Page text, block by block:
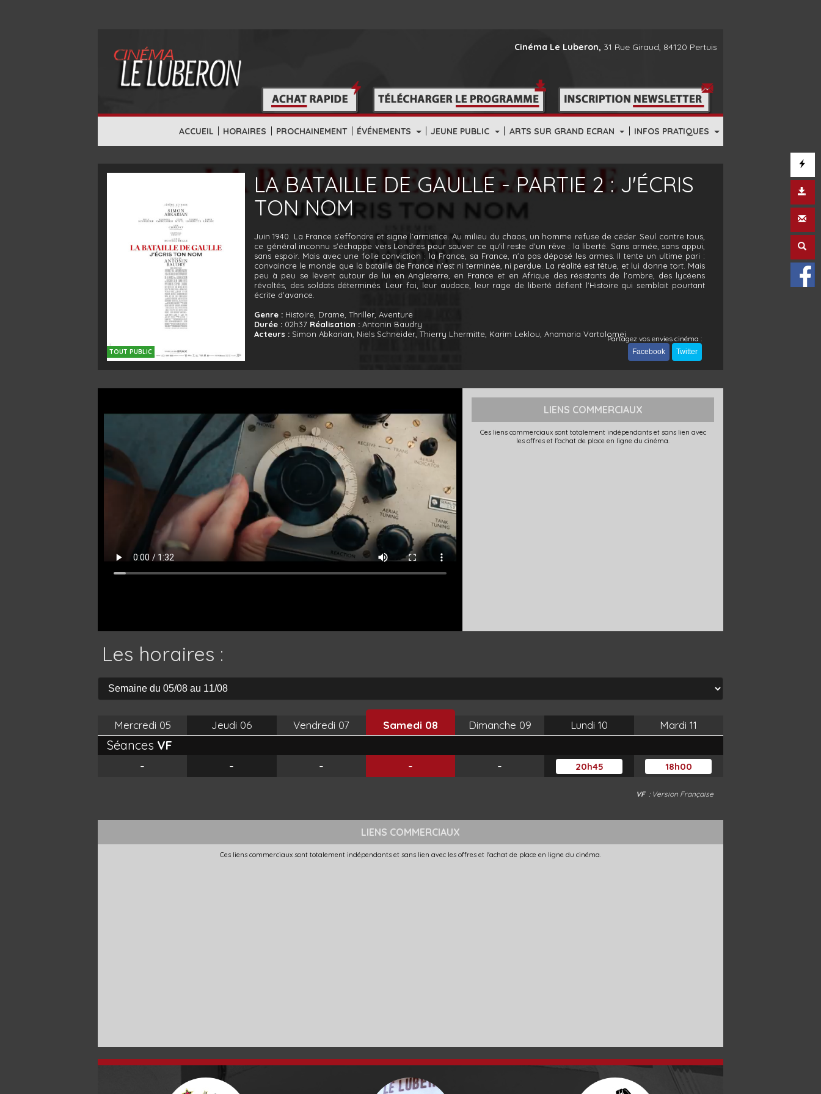
ACCUEIL | HORAIRES | PROCHAINEMENT | ÉVÉNEMENTS | JEUNE PUBLIC | ARTS SUR GRAND ECRAN | INFOS PRATIQUES
Cinéma Le Luberon, 31 Rue Giraud, 84120 Pertuis
TOUT PUBLIC
LA BATAILLE DE GAULLE - PARTIE 2 : J'ÉCRIS
TON NOM
Juin 1940. La France s'effondre et signe l’armistice. Au milieu du chaos, un homme refuse de céder. Seul contre tous,
ce général inconnu s'échappe vers Londres pour sauver ce qu'il reste d'un rêve : la liberté. Sans armée, sans appui,
sans espoir. Mais avec une folle conviction : la France, sa France, n'a pas déposé les armes. Il tente un ultime pari :
convaincre le monde que la bataille de France n'est ni terminée, ni perdue. La réalité est têtue, et lui donne tort. Mais
peu à peu se lèvent autour de lui en Angleterre, en France et en Afrique des résistants de l'ombre, des lycéens
révoltés, des soldats déterminés. Leur foi, leur audace, leur rage de liberté défient l'Histoire qui semblait pourtant
écrite d’avance.
Genre : Histoire, Drame, Thriller, Aventure
Durée : 02h37 Réalisation : Antonin Baudry
Acteurs : Simon Abkarian, Niels Schneider, Thierry Lhermitte, Karim Leklou, Anamaria VartolomeiPartagez vos envies cinéma :
Facebook Twitter
LIENS COMMERCIAUX
Ces liens commerciaux sont totalement indépendants et sans lien avec
les offres et l'achat de place en ligne du cinéma.
Les horaires :
Mercredi 05 Jeudi 06 Vendredi 07 Samedi 08 Dimanche 09 Lundi 10 Mardi 11
Séances VF
-
- - - - 20h45 18h00
VF : Version Française
LIENS COMMERCIAUX
Ces liens commerciaux sont totalement indépendants et sans lien avec les offres et l'achat de place en ligne du cinéma.